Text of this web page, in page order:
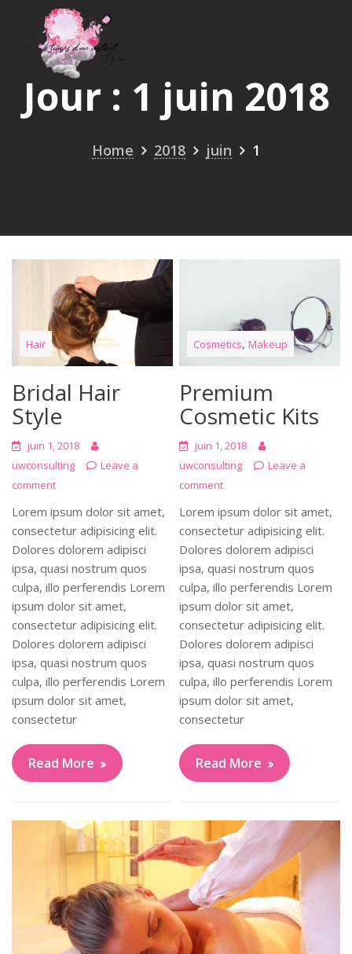
content
Jour : 1 juin 2018
Home 2018 juin 1
Hair
Bridal Hair
Style
juin 1, 2018
uwconsulting
Leave a
comment
Lorem ipsum dolor sit amet,
consectetur adipisicing elit.
Dolores dolorem adipisci
ipsa, quasi nostrum quos
culpa, illo perferendis Lorem
ipsum dolor sit amet,
consectetur adipisicing elit.
Dolores dolorem adipisci
ipsa, quasi nostrum quos
culpa, illo perferendis Lorem
ipsum dolor sit amet,
consectetur
Read More
Cosmetics, Makeup
Premium
Cosmetic Kits
juin 1, 2018
uwconsulting
Leave a
comment
Lorem ipsum dolor sit amet,
consectetur adipisicing elit.
Dolores dolorem adipisci
ipsa, quasi nostrum quos
culpa, illo perferendis Lorem
ipsum dolor sit amet,
consectetur adipisicing elit.
Dolores dolorem adipisci
ipsa, quasi nostrum quos
culpa, illo perferendis Lorem
ipsum dolor sit amet,
consectetur
Read More